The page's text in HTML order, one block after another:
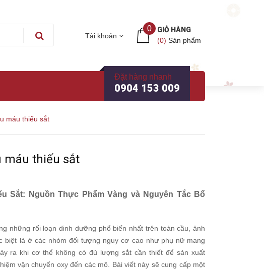
Tài khoản
0
GIỎ HÀNG
(0) Sản phẩm
Đặt hàng nhanh
0904 153 009
máu thiếu sắt
máu thiếu sắt
Sắt: Nguồn Thực Phẩm Vàng và Nguyên Tắc Bổ
những rối loạn dinh dưỡng phổ biến nhất trên toàn cầu, ảnh
biệt là ở các nhóm đối tượng nguy cơ cao như phụ nữ mang
ra khi cơ thể không có đủ lượng sắt cần thiết để sản xuất
vận chuyển oxy đến các mô. Bài viết này sẽ cung cấp một